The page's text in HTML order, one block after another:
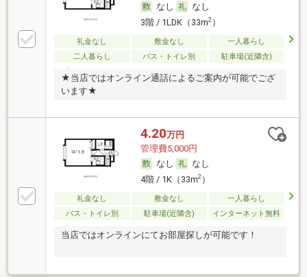
なし
なし
3階 / 1LDK（33m2）
礼金なし 敷金なし
一人暮らし
二人暮らし
バス・トイレ別 駐車場(近隣含)
★当店ではオンライン通話によるご案内が可能でござ
います★
4.20万円
管理費5,000円
なし
なし
4階 / 1K（33m2）
礼金なし 敷金なし
一人暮らし
バス・トイレ別
駐車場(近隣含) インターネット無料
当店ではオンラインにてお部屋探しが可能です！